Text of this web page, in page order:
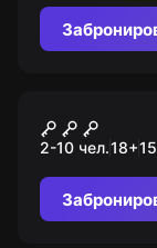
2-10 чел.18+